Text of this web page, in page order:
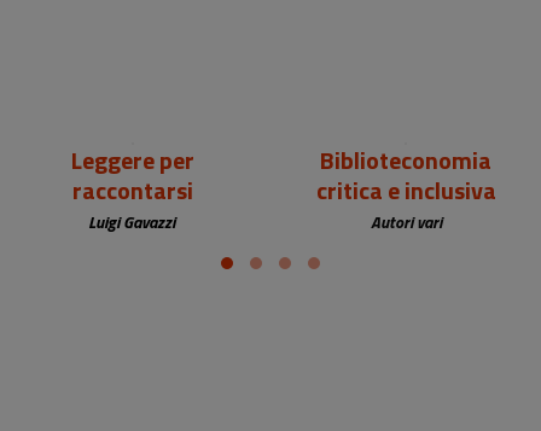
Leggere per
raccontarsi
Luigi Gavazzi
Biblioteconomia
critica e inclusiva
Autori vari